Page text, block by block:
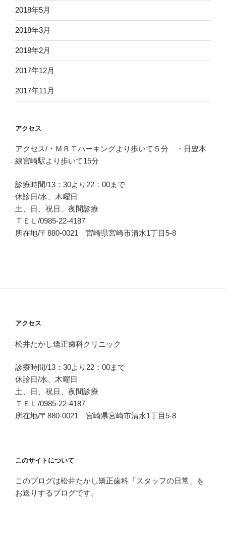
2018年5月
2018年3月
2018年2月
2017年12月
2017年11月
アクセス
アクセス/・ＭＲＴパーキングより歩いて５分 ・日豊本
線宮崎駅より歩いて15分
診療時間/13：30より22：00まで
休診日/水、木曜日
土、日、祝日、夜間診療
ＴＥＬ/0985-22-4187
所在地/〒880-0021 宮崎県宮崎市清水1丁目5-8
アクセス
松井たかし矯正歯科クリニック
診療時間/13：30より22：00まで
休診日/水、木曜日
土、日、祝日、夜間診療
ＴＥＬ/0985-22-4187
所在地/〒880-0021 宮崎県宮崎市清水1丁目5-8
このサイトについて
このブログは松井たかし矯正歯科「スタッフの日常」を
お送りするブログです。